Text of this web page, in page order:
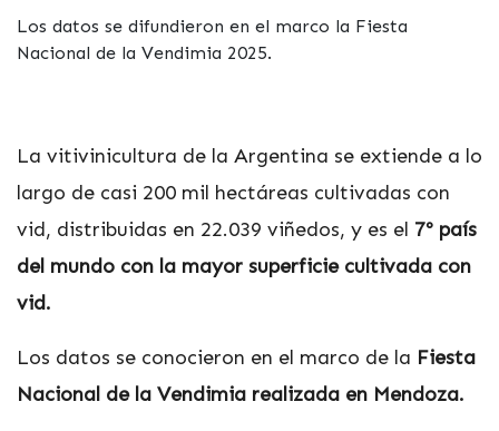
Los datos se difundieron en el marco la Fiesta
Nacional de la Vendimia 2025.
La vitivinicultura de la Argentina se extiende a lo
largo de casi 200 mil hectáreas cultivadas con
vid, distribuidas en 22.039 viñedos, y es el 7º país
del mundo con la mayor superficie cultivada con
vid.
Los datos se conocieron en el marco de la Fiesta
Nacional de la Vendimia realizada en Mendoza.